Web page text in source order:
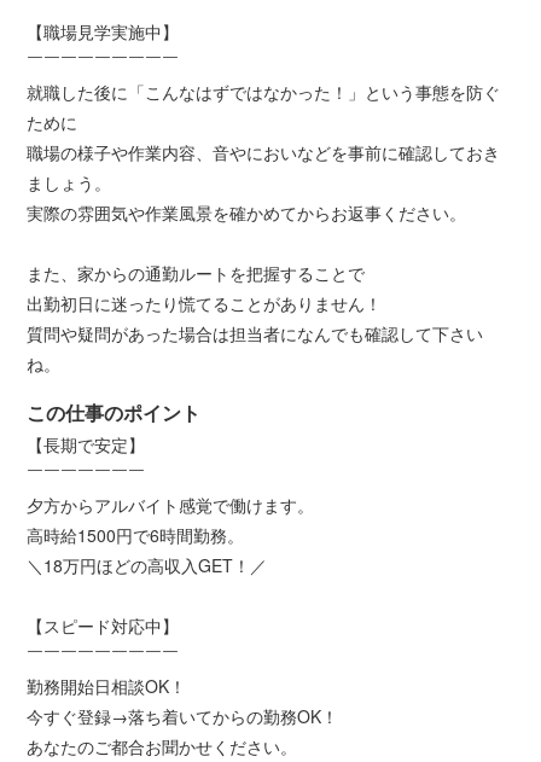
【職場見学実施中】
￣￣￣￣￣￣￣￣￣
就職した後に「こんなはずではなかった！」という事態を防ぐ
ために
職場の様子や作業内容、音やにおいなどを事前に確認しておき
ましょう。
実際の雰囲気や作業風景を確かめてからお返事ください。
また、家からの通勤ルートを把握することで
出勤初日に迷ったり慌てることがありません！
質問や疑問があった場合は担当者になんでも確認して下さい
ね。
この仕事のポイント
【長期で安定】
￣￣￣￣￣￣￣
夕方からアルバイト感覚で働けます。
高時給1500円で6時間勤務。
＼18万円ほどの高収入GET！／
【スピード対応中】
￣￣￣￣￣￣￣￣￣
勤務開始日相談OK！
今すぐ登録→落ち着いてからの勤務OK！
あなたのご都合お聞かせください。